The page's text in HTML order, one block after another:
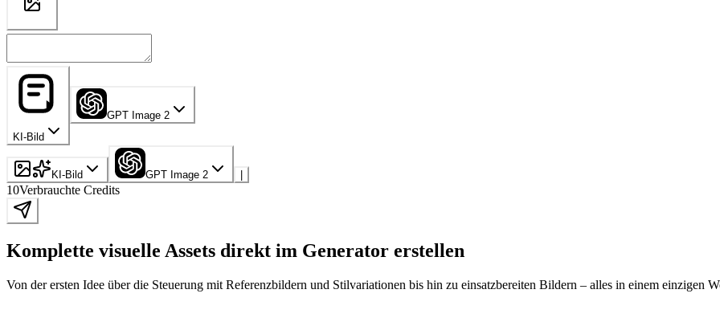
KI-Bild
GPT Image 2
KI-Bild GPT Image 2
10Verbrauchte Credits
Komplette visuelle Assets direkt im Generator erstellen
Von der ersten Idee über die Steuerung mit Referenzbildern und Stilvariationen bis hin zu einsatzbereiten Bildern – alles in einem einzigen